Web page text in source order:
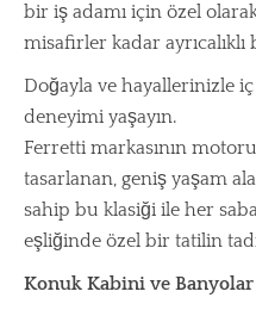
bir iş adamı için özel olarak
misafirler kadar ayrıcalıklı
Doğayla ve hayallerinizle
deneyimi yaşayın.
Ferretti markasının
tasarlanan, geniş yaşam
sahip bu klasiği ile her
eşliğinde özel bir tatilin
Konuk Kabini ve Banyolar